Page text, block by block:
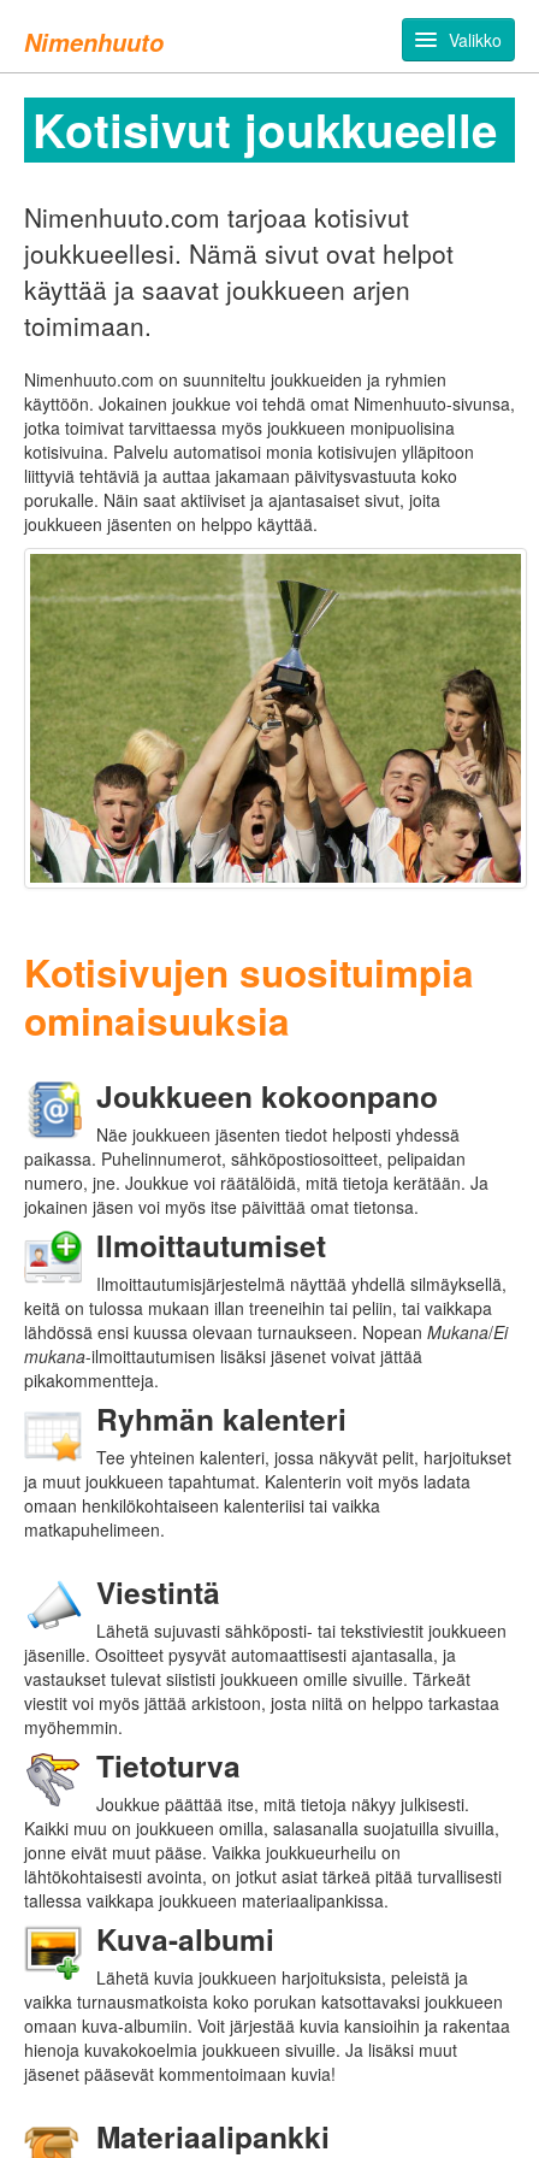
Nimenhuuto Valikko
Hanki joukkuesivut
Esittely
Hinnasto
Kirjaudu jäsensivuille
Kotisivut joukkueelle
Nimenhuuto.com tarjoaa kotisivut
joukkueellesi. Nämä sivut ovat helpot
käyttää ja saavat joukkueen arjen
toimimaan.
Nimenhuuto.com on suunniteltu joukkueiden ja ryhmien
käyttöön. Jokainen joukkue voi tehdä omat Nimenhuuto-sivunsa,
jotka toimivat tarvittaessa myös joukkueen monipuolisina
kotisivuina. Palvelu automatisoi monia kotisivujen ylläpitoon
liittyviä tehtäviä ja auttaa jakamaan päivitysvastuuta koko
porukalle. Näin saat aktiiviset ja ajantasaiset sivut, joita
joukkueen jäsenten on helppo käyttää.
Kotisivujen suosituimpia
ominaisuuksia
Joukkueen kokoonpano
Näe joukkueen jäsenten tiedot helposti yhdessä
paikassa. Puhelinnumerot, sähkö­posti­osoitteet, pelipaidan
numero, jne. Joukkue voi räätälöidä, mitä tietoja kerätään. Ja
jokainen jäsen voi myös itse päivittää omat tietonsa.
Ilmoittautumiset
Ilmoittautumisjärjestelmä näyttää yhdellä silmäyksellä,
keitä on tulossa mukaan illan treeneihin tai peliin, tai vaikkapa
lähdössä ensi kuussa olevaan turnaukseen. Nopean Mukana/Ei
mukana-ilmoittautumisen lisäksi jäsenet voivat jättää
pikakommentteja.
Ryhmän kalenteri
Tee yhteinen kalenteri, jossa näkyvät pelit, harjoitukset
ja muut joukkueen tapahtumat. Kalenterin voit myös ladata
omaan henkilökohtaiseen kalenteriisi tai vaikka
matkapuhelimeen.
Viestintä
Lähetä sujuvasti sähköposti- tai tekstiviestit joukkueen
jäsenille. Osoitteet pysyvät automaattisesti ajantasalla, ja
vastaukset tulevat siististi joukkueen omille sivuille. Tärkeät
viestit voi myös jättää arkistoon, josta niitä on helppo tarkastaa
myöhemmin.
Tietoturva
Joukkue päättää itse, mitä tietoja näkyy julkisesti.
Kaikki muu on joukkueen omilla, salasanalla suojatuilla sivuilla,
jonne eivät muut pääse. Vaikka joukkueurheilu on
lähtökohtaisesti avointa, on jotkut asiat tärkeä pitää turvallisesti
tallessa vaikkapa joukkueen materiaalipankissa.
Kuva-albumi
Lähetä kuvia joukkueen harjoituksista, peleistä ja
vaikka turnausmatkoista koko porukan katsottavaksi joukkueen
omaan kuva-albumiin. Voit järjestää kuvia kansioihin ja rakentaa
hienoja kuvakokoelmia joukkueen sivuille. Ja lisäksi muut
jäsenet pääsevät kommentoimaan kuvia!
Materiaalipankki